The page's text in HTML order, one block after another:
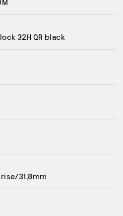
32H QR black
rise/31,8mm